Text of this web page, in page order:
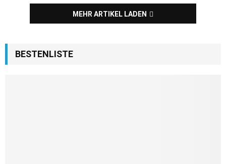
MEHR ARTIKEL LADEN
BESTENLISTE